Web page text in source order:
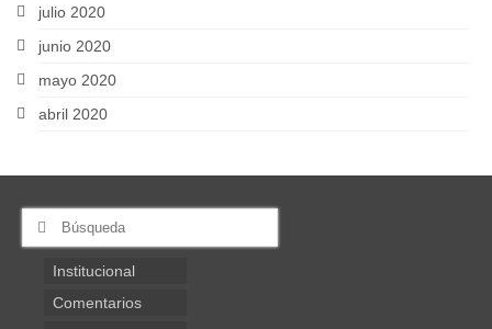
julio 2020
junio 2020
mayo 2020
abril 2020
Buscar
Institucional
Comentarios